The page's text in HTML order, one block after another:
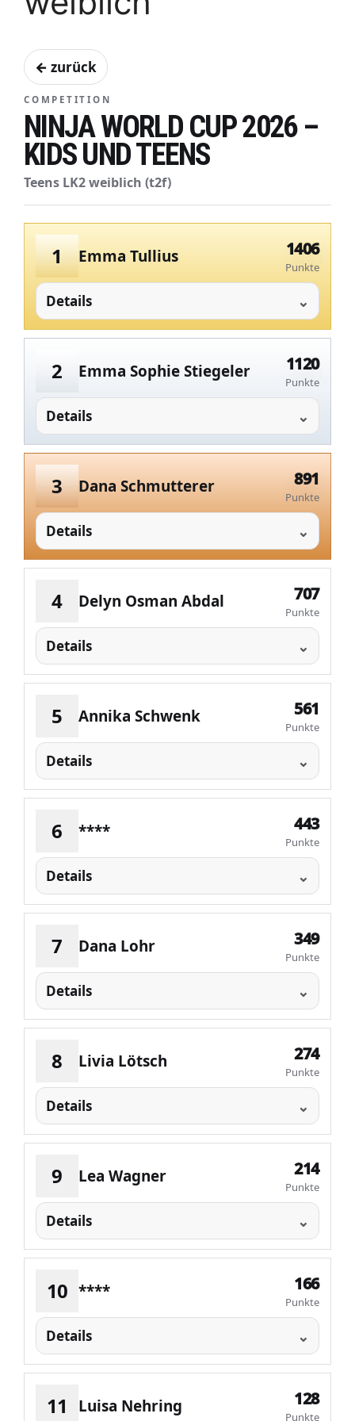
← zurück
COMPETITION
NINJA WORLD CUP 2026 –
KIDS UND TEENS
Teens LK2 weiblich (t2f)
1 Emma Tullius 1406
Punkte
Details
2 Emma Sophie Stiegeler 1120
Punkte
Details
3 Dana Schmutterer 891
Punkte
Details
4 Delyn Osman Abdal 707
Punkte
Details
5 Annika Schwenk 561
Punkte
Details
6 **** 443
Punkte
Details
7 Dana Lohr 349
Punkte
Details
8 Livia Lötsch 274
Punkte
Details
9 Lea Wagner 214
Punkte
Details
10 **** 166
Punkte
Details
11 Luisa Nehring 128
Punkte